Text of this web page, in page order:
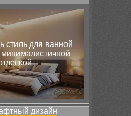
стиль для ванной
дизайн